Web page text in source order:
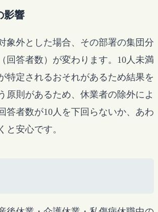
影響
象外とした場合、その部署の集団分
回答者数）が変わります。10人未満
特定されるおそれがあるため結果を
原則があるため、休業者の除外によ
答者数が10人を下回らないか、あわ
と安心です。